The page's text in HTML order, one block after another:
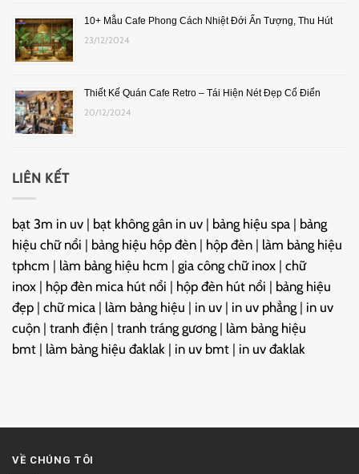
10+ Mẫu Cafe Phong Cách Nhiệt Đới Ấn Tượng, Thu Hút
23/12/2024
Thiết Kế Quán Cafe Retro – Tái Hiện Nét Đẹp Cổ Điển
20/12/2024
LIÊN KẾT
bạt 3m in uv | bạt không gân in uv | bảng hiệu spa | bảng
hiệu chữ nổi | bảng hiệu hộp đèn | hộp đèn | làm bảng hiệu
tphcm | làm bảng hiệu hcm | gia công chữ inox | chữ
inox | hộp đèn mica hút nổi | hộp đèn hút nổi | bảng hiệu
đẹp | chữ mica | làm bảng hiệu | in uv | in uv phẳng | in uv
cuộn | tranh điện | tranh tráng gương | làm bảng hiệu
bmt | làm bảng hiệu đaklak | in uv bmt | in uv đaklak
VỀ CHÚNG TÔI